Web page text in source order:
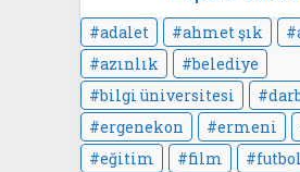
adalet ahmet şık
azınlık
belediye
bilgi üniversitesi
ergenekon
ermeni
eğitim
film
futbol